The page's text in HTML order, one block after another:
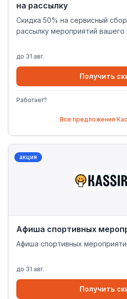
на рассылку
Скидка 50% на сервисный
рассылку мероприятий вашего
до 31 авг.
Получить
Работает?
Все предложения
акция
Афиша спортивных
Афиша спортивных
до 31 авг.
Получить